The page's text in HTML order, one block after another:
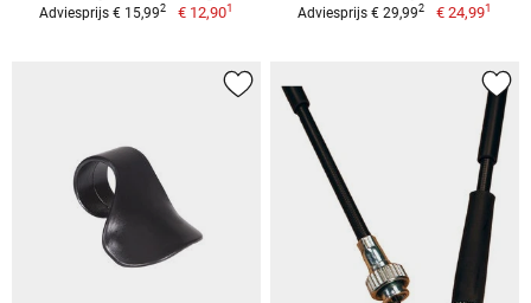
Adviesprijs € 15,992 € 12,901 Adviesprijs € 29,992 € 24,991